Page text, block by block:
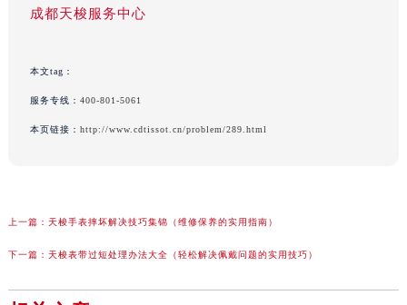
成都天梭服务中心
本文tag：
服务专线： 400-801-5061
本页链接： http://www.cdtissot.cn/problem/289.html
上一篇： 天梭手表摔坏解决技巧集锦（维修保养的实用指南）
下一篇： 天梭表带过短处理办法大全（轻松解决佩戴问题的实用技巧）